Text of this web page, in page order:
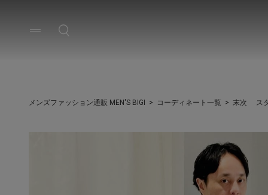
メンズファッション通販 MEN'S BIGI コーディネート一覧 末次 ス